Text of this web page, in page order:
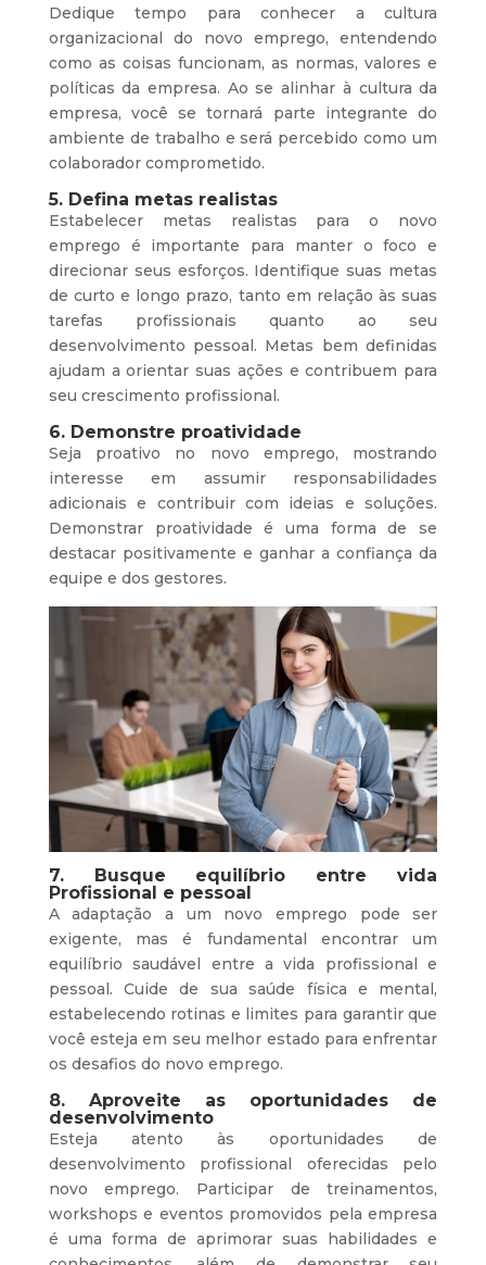
Dedique tempo para conhecer a cultura
organizacional do novo emprego, entendendo
como as coisas funcionam, as normas, valores e
políticas da empresa. Ao se alinhar à cultura da
empresa, você se tornará parte integrante do
ambiente de trabalho e será percebido como um
colaborador comprometido.
5. Defina metas realistas
Estabelecer metas realistas para o novo
emprego é importante para manter o foco e
direcionar seus esforços. Identifique suas metas
de curto e longo prazo, tanto em relação às suas
tarefas profissionais quanto ao seu
desenvolvimento pessoal. Metas bem definidas
ajudam a orientar suas ações e contribuem para
seu crescimento profissional.
6. Demonstre proatividade
Seja proativo no novo emprego, mostrando
interesse em assumir responsabilidades
adicionais e contribuir com ideias e soluções.
Demonstrar proatividade é uma forma de se
destacar positivamente e ganhar a confiança da
equipe e dos gestores.
7. Busque equilíbrio entre vida
Profissional e pessoal
A adaptação a um novo emprego pode ser
exigente, mas é fundamental encontrar um
equilíbrio saudável entre a vida profissional e
pessoal. Cuide de sua saúde física e mental,
estabelecendo rotinas e limites para garantir que
você esteja em seu melhor estado para enfrentar
os desafios do novo emprego.
8. Aproveite as oportunidades de
desenvolvimento
Esteja atento às oportunidades de
desenvolvimento profissional oferecidas pelo
novo emprego. Participar de treinamentos,
workshops e eventos promovidos pela empresa
é uma forma de aprimorar suas habilidades e